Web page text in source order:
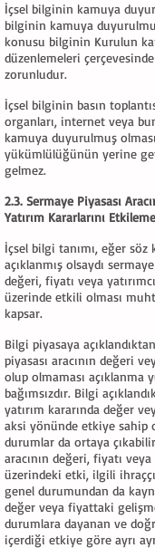
İçsel bilginin kamuya
bilginin kamuya
konusu bilginin Kurulun
düzenlemeleri çerçevesinde
zorunludur.
İçsel bilginin basın
organları, internet veya
kamuya duyurulmuş
yükümlülüğünün yerine
gelmez.
2.3. Sermaye Piyasası
Yatırım Kararlarını
İçsel bilgi tanımı, eğer
açıklanmış olsaydı
değeri, fiyatı veya
üzerinde etkili olması
kapsar.
Bilgi piyasaya
piyasası aracının değeri
olup olmaması açıklanma
bağımsızdır. Bilgi
yatırım kararında değer
aksi yönünde etkiye sahip
durumlar da ortaya
aracının değeri, fiyatı veya
üzerindeki etki, ilgili
genel durumundan da
değer veya fiyattaki
durumlara dayanan ve
içerdiği etkiye göre ayrı